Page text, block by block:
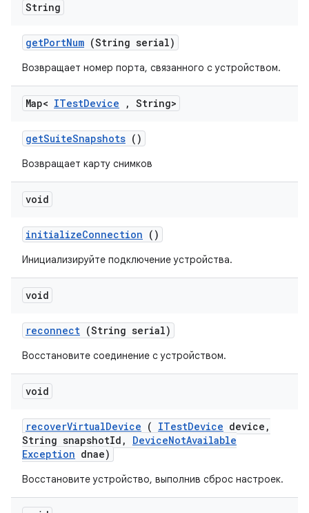
String
getPortNum (String serial)
Возвращает номер порта, связанного с устройством.
Map< ITestDevice , String>
getSuiteSnapshots ()
Возвращает карту снимков
void
initializeConnection ()
Инициализируйте подключение устройства.
void
reconnect (String serial)
Восстановите соединение с устройством.
void
recoverVirtualDevice ( ITestDevice device ,
String snapshotId , DeviceNotAvailable
Exception dnae)
Восстановите устройство, выполнив сброс настроек.